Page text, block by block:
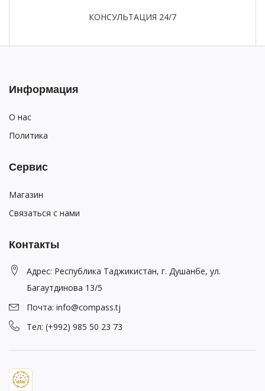
КОНСУЛЬТАЦИЯ 24/7
Информация
О нас
Политика
Сервис
Магазин
Связаться с нами
Контакты
Адрес: Республика Таджикистан, г. Душанбе, ул.
Багаутдинова 13/5
Почта: info@compass.tj
Тел: (+992) 985 50 23 73